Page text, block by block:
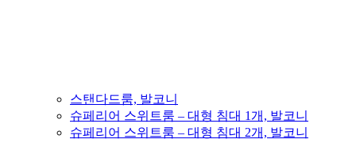
스탠다드룸, 발코니
슈페리어 스위트룸 – 대형 침대 1개, 발코니
슈페리어 스위트룸 – 대형 침대 2개, 발코니